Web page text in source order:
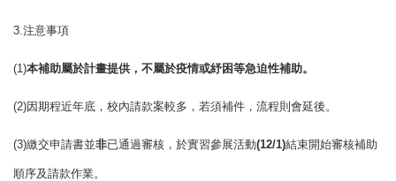
3.注意事項
(1)本補助屬於計畫提供，不屬於疫情或紓困等急迫性補助。
(2)因期程近年底，校內請款案較多，若須補件，流程則會延後。
(3)繳交申請書並非已通過審核，於實習參展活動(12/1)結束開始審核補助
順序及請款作業。